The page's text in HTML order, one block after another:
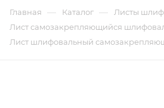
Главная — Каталог — Листы
Лист самозакрепляющийся
Лист шлифовальный